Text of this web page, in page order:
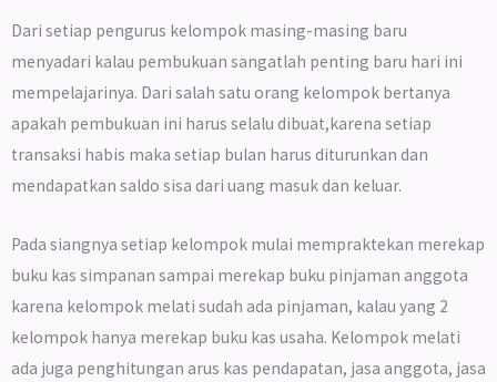
Dari setiap pengurus kelompok masing-masing baru
menyadari kalau pembukuan sangatlah penting baru hari ini
mempelajarinya. Dari salah satu orang kelompok bertanya
apakah pembukuan ini harus selalu dibuat,karena setiap
transaksi habis maka setiap bulan harus diturunkan dan
mendapatkan saldo sisa dari uang masuk dan keluar.
Pada siangnya setiap kelompok mulai mempraktekan merekap
buku kas simpanan sampai merekap buku pinjaman anggota
karena kelompok melati sudah ada pinjaman, kalau yang 2
kelompok hanya merekap buku kas usaha. Kelompok melati
ada juga penghitungan arus kas pendapatan, jasa anggota, jasa